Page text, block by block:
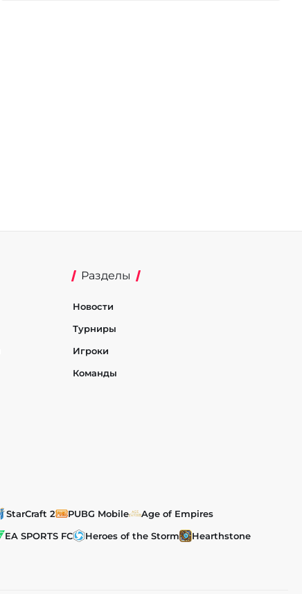
Разделы
Новости
Турниры
Игроки
Команды
StarCraft 2 PUBG Mobile
Age of Empires
EA SPORTS FC Heroes of the Storm
Hearthstone